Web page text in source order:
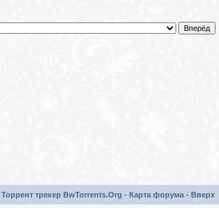
Торрент трекер BwTorrents.Org - Карта форума - Вверх